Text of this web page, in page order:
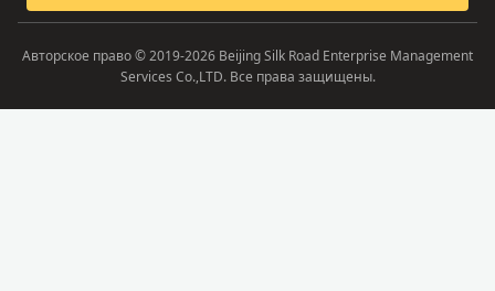
Авторское право © 2019-2026 Beijing Silk Road Enterprise Management
Services Co.,LTD. Все права защищены.